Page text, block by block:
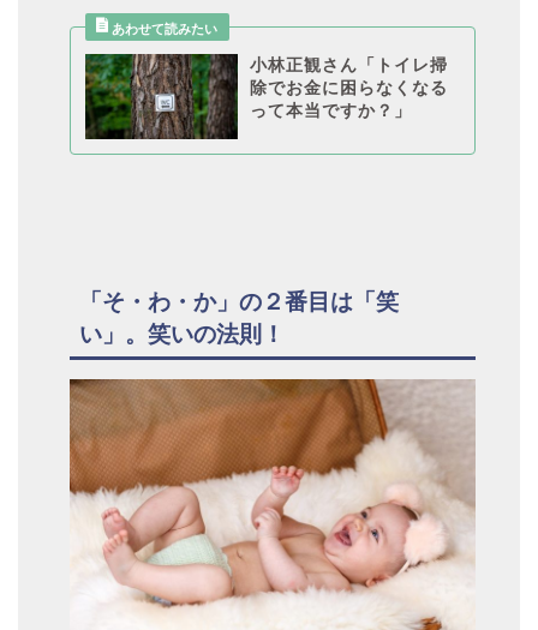
小林正観さん「トイレ掃
除でお金に困らなくなる
って本当ですか？」
「そ・わ・か」の２番目は「笑
い」。笑いの法則！